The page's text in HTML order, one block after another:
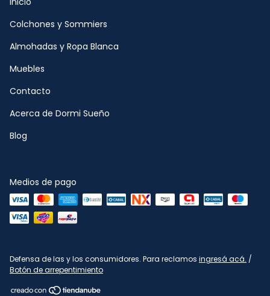
Colchones y Sommiers
Almohadas y Ropa Blanca
Muebles
Contacto
Acerca de Dormi Sueño
Blog
Medios de pago
Defensa de las y los consumidores. Para reclamos ingresá acá. /
Botón de arrepentimiento